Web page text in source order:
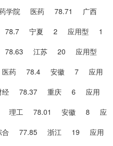
药学院 医药 78.71 广西
78.7 宁夏 2 应用型 1
78.63 江苏 20 应用型
医药 78.4 安徽 7 应用
财经 78.37 重庆 6 应用
院 理工 78.01 安徽 8 应
综合 77.85 浙江 19 应用